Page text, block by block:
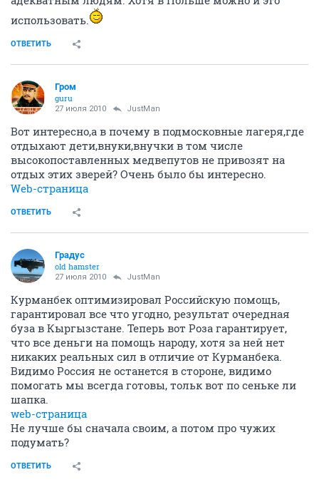
использовать.
ОТВЕТИТЬ
Гром
guru
27 июля 2010 JustMan
Вот интересно,а в почему в подмосковные лагеря,где
отдыхают дети,внуки,внучки в том числе
высокопоставленных медвепутов не привозят на
отдых этих зверей? Очень было бы интересно.
Web-страница
ОТВЕТИТЬ
Градус
old hamster
27 июля 2010 JustMan
Курманбек оптимизировал Российскую помощь,
гарантировал все что угодно, результат очередная
буза в Кыргызстане. Теперь вот Роза гарантирует,
что все деньги на помощь народу, хотя за ней нет
никаких реальных сил в отличие от Курманбека.
Видимо Россия не останется в стороне, видимо
помогать мы всегда готовы, тольк вот по сеньке ли
шапка.
web-страница
Не лучше бы сначала своим, а потом про чужих
подумать?
ОТВЕТИТЬ